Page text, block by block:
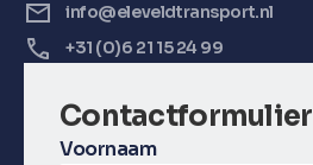
info@eleveldtransport.nl
+31 (0)6 21 15 24 99
Contactformulier
Voornaam